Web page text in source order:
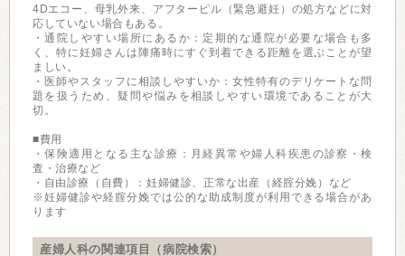
4Dエコー、母乳外来、アフターピル（緊急避妊）の処方などに対
応していない場合もある。
・通院しやすい場所にあるか：定期的な通院が必要な場合も多
く、特に妊婦さんは陣痛時にすぐ到着できる距離を選ぶことが望
ましい。
・医師やスタッフに相談しやすいか：女性特有のデリケートな問
題を扱うため、疑問や悩みを相談しやすい環境であることが大
切。
■費用
・保険適用となる主な診療：月経異常や婦人科疾患の診察・検
査・治療など
・自由診療（自費）：妊婦健診、正常な出産（経腟分娩）など
※妊婦健診や経腟分娩では公的な助成制度が利用できる場合があ
ります
産婦人科の関連項目（病院検索）